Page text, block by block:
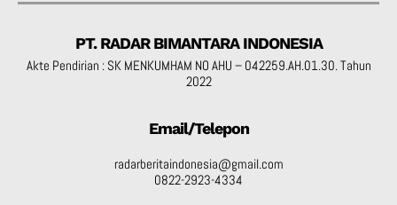
PT. RADAR BIMANTARA INDONESIA
Akte Pendirian : SK MENKUMHAM NO AHU – 042259.AH.01.30. Tahun
2022
Email/Telepon
radarberitaindonesia@gmail.com
0822-2923-4334